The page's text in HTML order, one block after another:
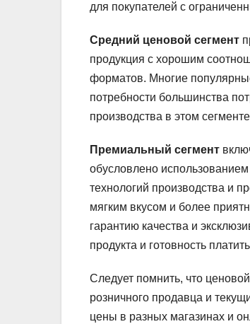
для покупателей с
Средний ценовой сегмент
продукция с хорошим
форматов. Многие
потребности большинства
производства в этом
Премиальный сегмент
обусловлено
технологий производства и
мягким вкусом и более
гарантию качества и
продукта и готовность
Следует помнить, что
розничного продавца и
цены в разных магазинах и